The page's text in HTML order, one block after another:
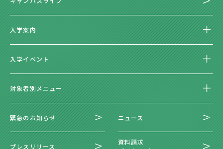
入学案内
入学イベント
対象者別メニュー
緊急のお知らせ ニュース
プレスリリース
資料請求